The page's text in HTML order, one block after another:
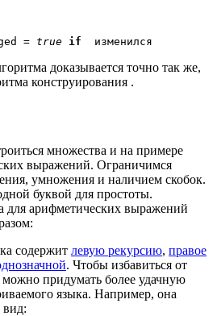
=
true if
доказывается точно так же,
конструирования .
множества и на примере
выражений. Ограничимся
умножения и наличием скобок.
буквой для простоты.
для арифметических выражений
содержит левую рекурсию, правое
. Чтобы избавиться от
придумать более удачную
языка. Например, она